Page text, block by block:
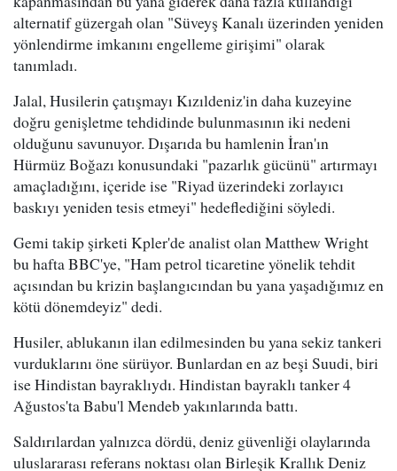
alternatif güzergah olan "Süveyş Kanalı üzerinden yeniden
yönlendirme imkanını engelleme girişimi" olarak
tanımladı.
Jalal, Husilerin çatışmayı Kızıldeniz'in daha kuzeyine
doğru genişletme tehdidinde bulunmasının iki nedeni
olduğunu savunuyor. Dışarıda bu hamlenin İran'ın
Hürmüz Boğazı konusundaki "pazarlık gücünü" artırmayı
amaçladığını, içeride ise "Riyad üzerindeki zorlayıcı
baskıyı yeniden tesis etmeyi" hedeflediğini söyledi.
Gemi takip şirketi Kpler'de analist olan Matthew Wright
bu hafta BBC'ye, "Ham petrol ticaretine yönelik tehdit
açısından bu krizin başlangıcından bu yana yaşadığımız en
kötü dönemdeyiz" dedi.
Husiler, ablukanın ilan edilmesinden bu yana sekiz tankeri
vurduklarını öne sürüyor. Bunlardan en az beşi Suudi, biri
ise Hindistan bayraklıydı. Hindistan bayraklı tanker 4
Ağustos'ta Babu'l Mendeb yakınlarında battı.
Saldırılardan yalnızca dördü, deniz güvenliği olaylarında
uluslararası referans noktası olan Birleşik Krallık Deniz